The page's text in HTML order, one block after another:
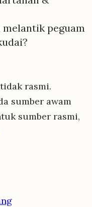
peguam
rasmi.
sumber awam
sumber rasmi,